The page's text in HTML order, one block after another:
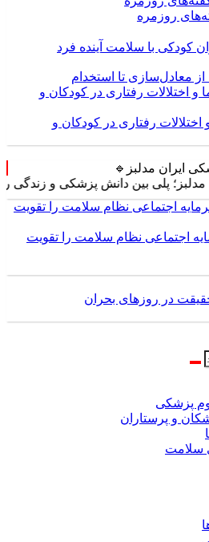
روزمره
کودکی با سلامت آینده فرد
معادل‌سازی تا استخدام
رفتاری در کودکان و
ایران مدلبز🔹
پلی بین دانش پزشکی و زندگی روزمره ⚕️
اجتماعی نظام سلامت را تقویت
در روزهای بحران
پزشکی
و پرستاران
سلامت